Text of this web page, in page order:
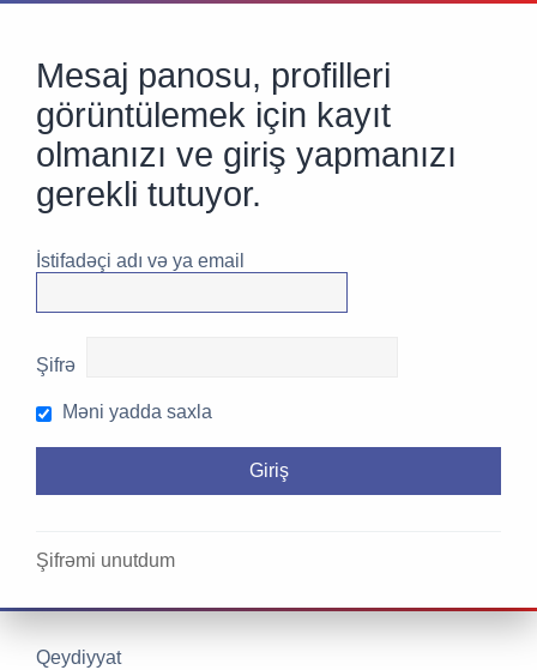
Mesaj panosu, profilleri
görüntülemek için kayıt
olmanızı ve giriş yapmanızı
gerekli tutuyor.
İstifadəçi adı və ya email
Şifrə
Məni yadda saxla
Şifrəmi unutdum
Qeydiyyat